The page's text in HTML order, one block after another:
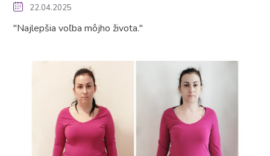
22.04.2025
"Najlepšia voľba môjho života."